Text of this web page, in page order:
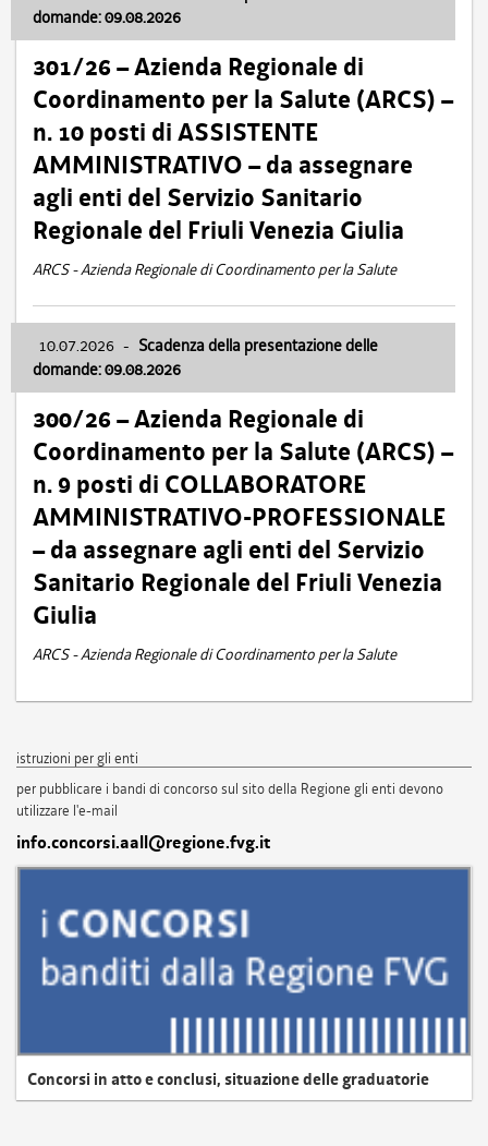
domande: 09.08.2026
301/26 – Azienda Regionale di
Coordinamento per la Salute (ARCS) –
n. 10 posti di ASSISTENTE
AMMINISTRATIVO – da assegnare
agli enti del Servizio Sanitario
Regionale del Friuli Venezia Giulia
ARCS - Azienda Regionale di Coordinamento per la Salute
10.07.2026 - Scadenza della presentazione delle
domande: 09.08.2026
300/26 – Azienda Regionale di
Coordinamento per la Salute (ARCS) –
n. 9 posti di COLLABORATORE
AMMINISTRATIVO-PROFESSIONALE
– da assegnare agli enti del Servizio
Sanitario Regionale del Friuli Venezia
Giulia
ARCS - Azienda Regionale di Coordinamento per la Salute
istruzioni per gli enti
per pubblicare i bandi di concorso sul sito della Regione gli enti devono
utilizzare l'e-mail
info.concorsi.aall@regione.fvg.it
Concorsi in atto e conclusi, situazione delle graduatorie